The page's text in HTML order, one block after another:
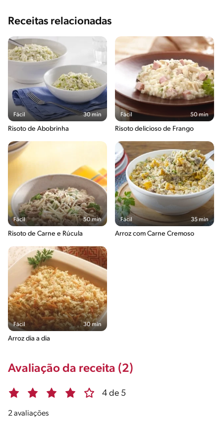
Receitas relacionadas
Fácil 30 min
Risoto de Abobrinha
Fácil 50 min
Risoto delicioso de Frango
Fácil 50 min
Risoto de Carne e Rúcula
Fácil 35 min
Arroz com Carne Cremoso
Fácil 30 min
Arroz dia a dia
Avaliação da receita (2)
4 de 5
2 avaliações